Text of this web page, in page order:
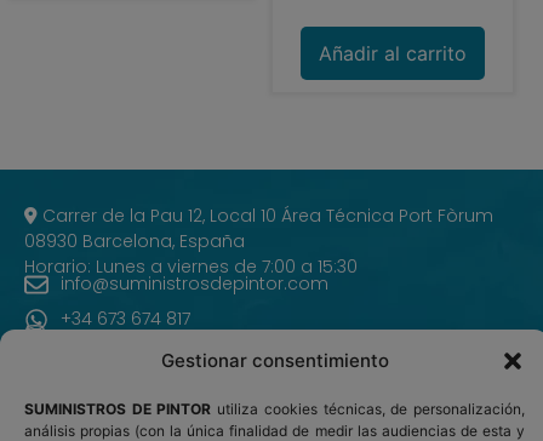
Gestionar consentimiento
SUMINISTROS DE PINTOR utiliza cookies técnicas, de personalización,
análisis propias (con la única finalidad de medir las audiencias de esta y
Añadir al carrito
INICIO
Carrer de la Pau 12, Local 10 Área Técnica Port Fòrum
08930 Barcelona, España
Horario: Lunes a viernes de 7:00 a 15:30
info@suministrosdepintor.com
+34 673 674 817